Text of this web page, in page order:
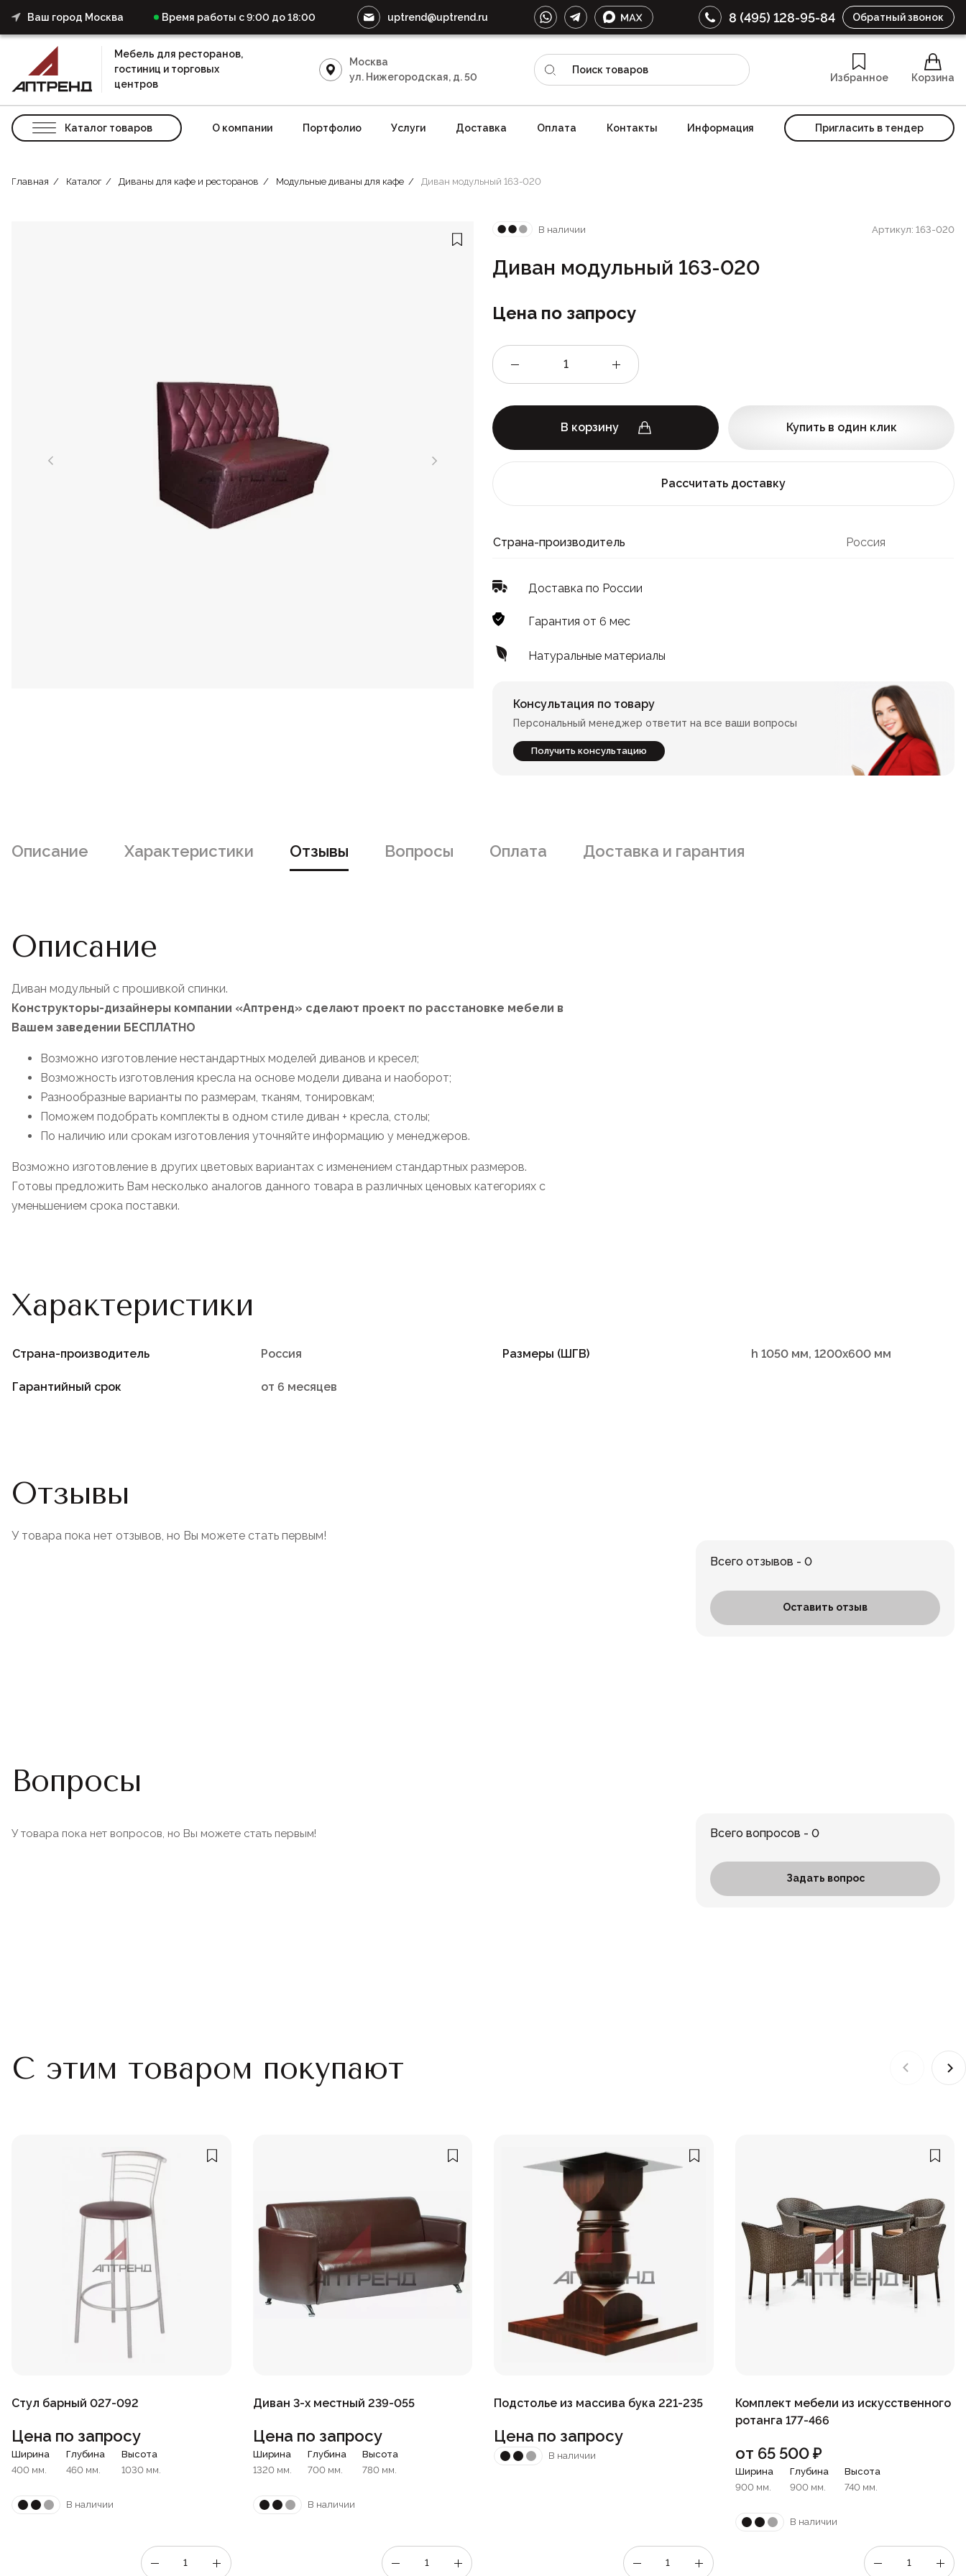
Ваш город Москва Время работы с 9:00 до 18:00 uptrend@uptrend.ru 8 (495) 128-95-84 Обратный звонок
Мебель для ресторанов,
гостиниц и торговых
центров
Москва
ул. Нижегородская, д. 50
Избранное Корзина
Каталог товаров О компании Портфолио Услуги Доставка Оплата Контакты Информация Пригласить в тендер
Главная Каталог Диваны для кафе и ресторанов Модульные диваны для кафе Диван модульный 163-020
В наличии Артикул: 163-020
Диван модульный 163-020
Цена по запросу
В корзину Купить в один клик
Рассчитать доставку
Страна-производитель Россия
Доставка по России
Гарантия от 6 мес
Натуральные материалы
Консультация по товару
Персональный менеджер ответит на все ваши вопросы
Получить консультацию
Описание Характеристики Отзывы Вопросы Оплата Доставка и гарантия
Описание
Диван модульный с прошивкой спинки.
Конструкторы-дизайнеры компании «Аптренд» сделают проект по расстановке мебели в
Вашем заведении БЕСПЛАТНО
Возможно изготовление нестандартных моделей диванов и кресел;
Возможность изготовления кресла на основе модели дивана и наоборот;
Разнообразные варианты по размерам, тканям, тонировкам;
Поможем подобрать комплекты в одном стиле диван + кресла, столы;
По наличию или срокам изготовления уточняйте информацию у менеджеров.
Возможно изготовление в других цветовых вариантах с изменением стандартных размеров.
Готовы предложить Вам несколько аналогов данного товара в различных ценовых категориях с
уменьшением срока поставки.
Характеристики
Страна-производитель Россия
Гарантийный срок от 6 месяцев
Размеры (ШГВ) h 1050 мм, 1200х600 мм
Отзывы
Всего отзывов - 0
Оставить отзыв
У товара пока нет отзывов, но Вы можете стать первым!
Вопросы
Всего вопросов - 0
Задать вопрос
У товара пока нет вопросов, но Вы можете стать первым!
С этим товаром покупают
Стул барный 027-092
Цена по запросу
Ширина
400 мм.
Глубина
460 мм.
Высота
1030 мм.
В наличии
Диван 3-х местный 239-055
Цена по запросу
Ширина
1320 мм.
Глубина
700 мм.
Высота
780 мм.
В наличии
Подстолье из массива бука 221-235
Цена по запросу
В наличии
Комплект мебели из искусственного
ротанга 177-466
от 65 500₽
Ширина
900 мм.
Глубина
900 мм.
Высота
740 мм.
В наличии